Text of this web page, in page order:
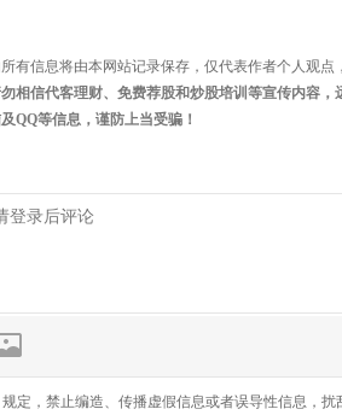
有信息将由本网站记录保存，仅代表作者个人观
相信代客理财、免费荐股和炒股培训等宣传内容
QQ等信息，谨防上当受骗！
定，禁止编造、传播虚假信息或者误导性信息，